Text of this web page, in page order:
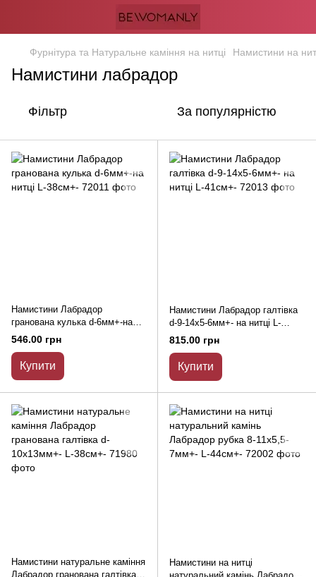
Фурнітура та Натуральне каміння на нитці Намистини на
Намистини лабрадор
Фільтр За популярністю
Намистини Лабрадор
гранована кулька d-6мм+-на
нитці L-38см+-
546.00 грн
Купити
Намистини Лабрадор галтівка
d-9-14х5-6мм+- на нитці L-
41см+-
815.00 грн
Купити
Намистини натуральне каміння
Лабрадор гранована галтівка
Намистини на нитці